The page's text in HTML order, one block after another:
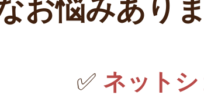
お悩みあり
✅ ネット